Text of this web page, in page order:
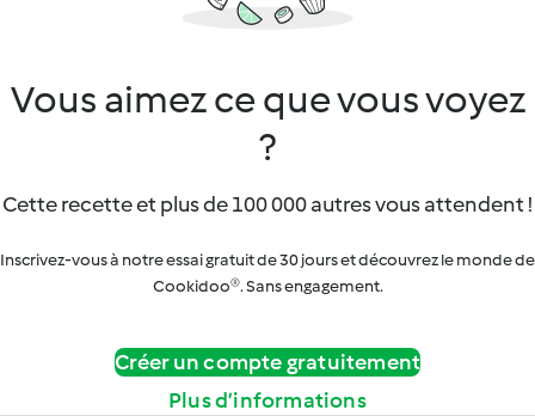
Vous aimez ce que vous voyez
?
Cette recette et plus de 100 000 autres vous attendent !
Inscrivez-vous à notre essai gratuit de 30 jours et découvrez le monde de
Cookidoo®. Sans engagement.
Créer un compte gratuitement
Plus d’informations